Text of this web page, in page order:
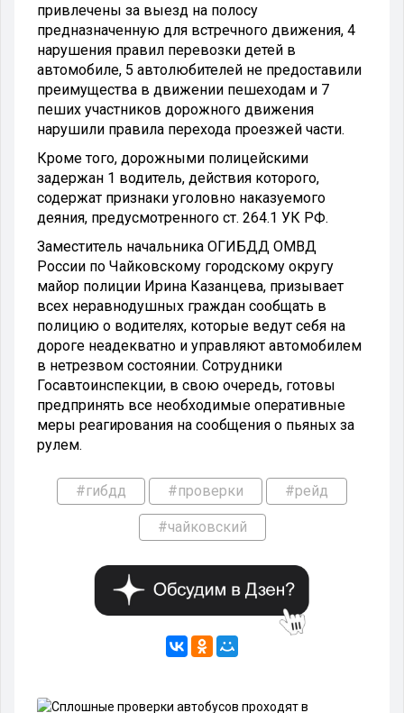
привлечены за выезд на полосу
предназначенную для встречного движения, 4
нарушения правил перевозки детей в
автомобиле, 5 автолюбителей не предоставили
преимущества в движении пешеходам и 7
пеших участников дорожного движения
нарушили правила перехода проезжей части.
Кроме того, дорожными полицейскими
задержан 1 водитель, действия которого,
содержат признаки уголовно наказуемого
деяния, предусмотренного ст. 264.1 УК РФ.
Заместитель начальника ОГИБДД ОМВД
России по Чайковскому городскому округу
майор полиции Ирина Казанцева, призывает
всех неравнодушных граждан сообщать в
полицию о водителях, которые ведут себя на
дороге неадекватно и управляют автомобилем
в нетрезвом состоянии. Сотрудники
Госавтоинспекции, в свою очередь, готовы
предпринять все необходимые оперативные
меры реагирования на сообщения о пьяных за
рулем.
#гибдд #проверки #рейд
#чайковский